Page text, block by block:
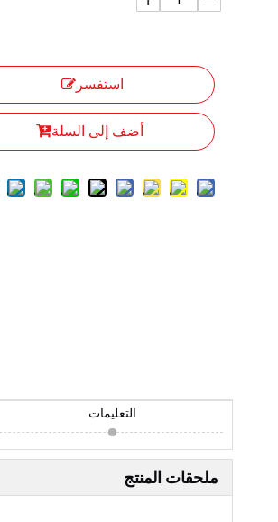
استفسر
أضف إلى السلة
التعليمات
ملحقات المنتج